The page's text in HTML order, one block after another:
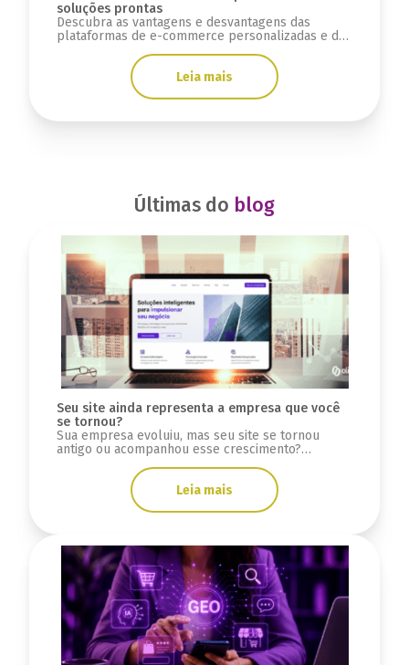
soluções prontas
Descubra as vantagens e desvantagens das
plataformas de e-commerce personalizadas e das
Leia mais
Últimas do blog
Seu site ainda representa a empresa que você
se tornou?
Sua empresa evoluiu, mas seu site se tornou
antigo ou acompanhou esse crescimento?
Leia mais